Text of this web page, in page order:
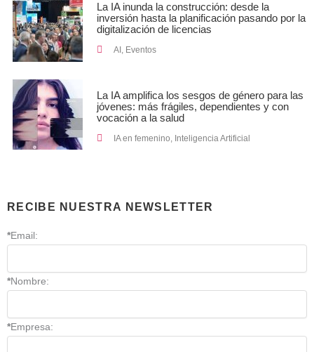
La IA inunda la construcción: desde la
inversión hasta la planificación pasando por la
digitalización de licencias
AI , Eventos
La IA amplifica los sesgos de género para las
jóvenes: más frágiles, dependientes y con
vocación a la salud
IA en femenino, Inteligencia Artificial
RECIBE NUESTRA NEWSLETTER
*Email:
*Nombre:
*Empresa: